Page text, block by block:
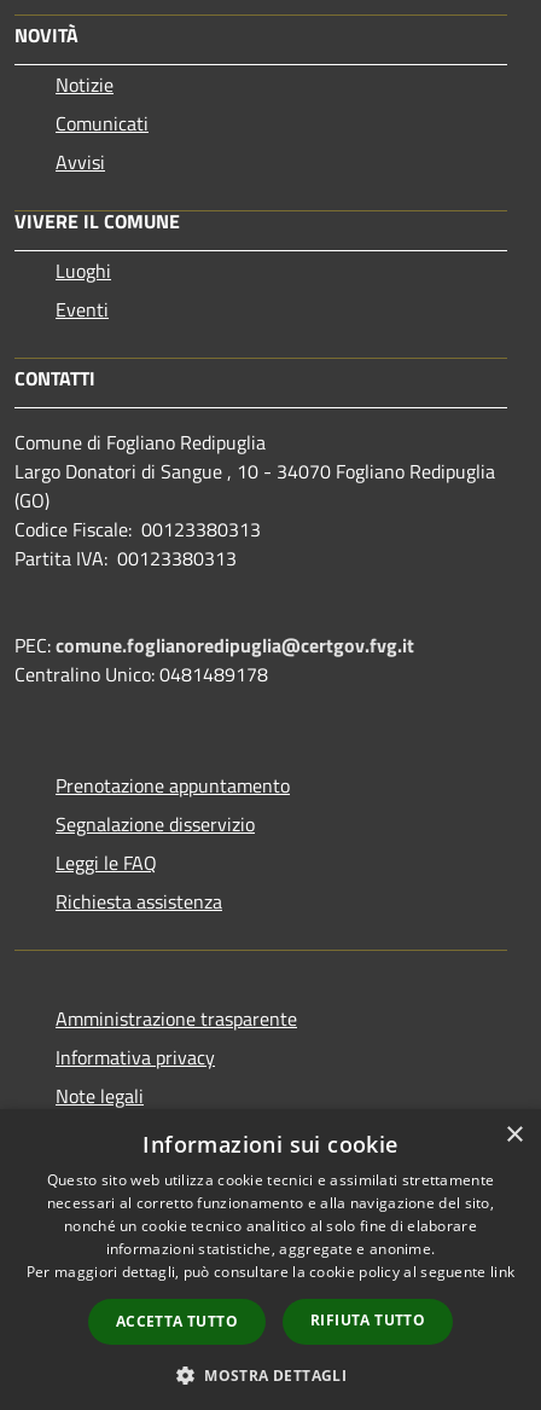
NOVITÀ
Notizie
Comunicati
Avvisi
VIVERE IL COMUNE
Luoghi
Eventi
CONTATTI
Comune di Fogliano Redipuglia
Largo Donatori di Sangue , 10 - 34070 Fogliano Redipuglia
(GO)
Codice Fiscale: 00123380313
Partita IVA: 00123380313
PEC:comune.foglianoredipuglia@certgov.fvg.it
Centralino Unico: 0481489178
Prenotazione appuntamento
Segnalazione disservizio
Leggi le FAQ
Richiesta assistenza
Amministrazione trasparente
Informativa privacy
Note legali
Dichiarazione di accessibilità
Accessibilità
Copyright © 2026 • Comune di
Fogliano Redipuglia • Powered
byMunicipium
Accesso
redazione
×
Informazioni sui cookie
Questo sito web utilizza cookie tecnici e assimilati strettamente
necessari al corretto funzionamento e alla navigazione del sito,
nonché un cookie tecnico analitico al solo fine di elaborare
informazioni statistiche, aggregate e anonime.
Per maggiori dettagli, può consultare la cookie policy al seguente link
ACCETTA TUTTO RIFIUTA TUTTO
MOSTRA DETTAGLI